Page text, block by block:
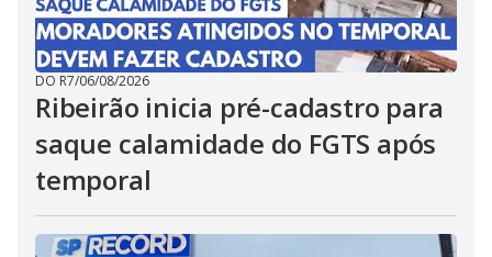
DO R7/06/08/2026
Ribeirão inicia pré-cadastro para
saque calamidade do FGTS após
temporal